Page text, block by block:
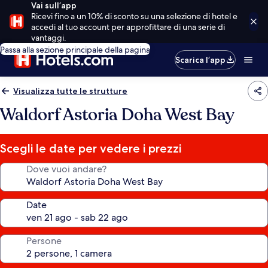
Vai sull’app
Ricevi fino a un 10% di sconto su una selezione di hotel e
accedi al tuo account per approfittare di una serie di
vantaggi.
Passa alla sezione principale della pagina
Scarica l’app
Visualizza tutte le strutture
Waldorf Astoria Doha West Bay
Scegli le date per vedere i prezzi
Dove vuoi andare?
Date
Persone